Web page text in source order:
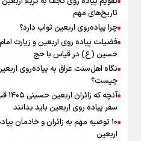
به زوجیت
افزوده چقدر است؟
اینفوبرنا/ سقف معافیت مالیاتی
حقوق کارکنان دولت و
در بودجه ۱۴۰۵ چقدر است؟
تاریخ‌های مهم
چرا پیاده‌روی اربعین ثواب دارد؟
فضیلت پیاده روی اربعین و زیارت امام
حسین (ع) در قیاس با حج
نگاه اهل‌سنت عراق به پیاده‌روی
چیست؟
آنچه که
سفر پیاده روی اربعین باید بدانند
۱۰ توصیه مهم به زائران و خادمان
اربعین